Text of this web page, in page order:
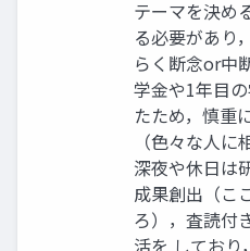
テーマを決め
る必要があり
らく断念or中
学金や1年目
たため，慎重
（色々な人に
深夜や休日は
成果創出（こ
ろ），査読付